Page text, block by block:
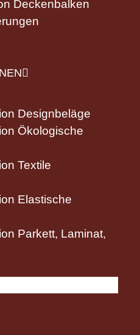
Deckenbalken
Designbeläge
Ökologische
Textile
Elastische
Parkett, Laminat,